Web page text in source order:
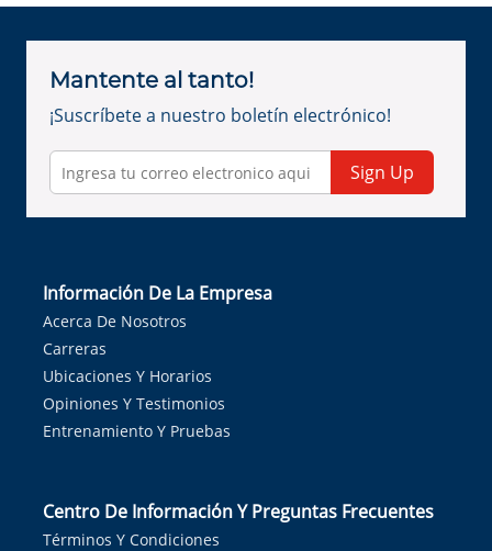
Mantente al tanto!
¡Suscríbete a nuestro boletín electrónico!
Sign Up
Información De La Empresa
Acerca De Nosotros
Carreras
Ubicaciones Y Horarios
Opiniones Y Testimonios
Entrenamiento Y Pruebas
Centro De Información Y Preguntas Frecuentes
Términos Y Condiciones